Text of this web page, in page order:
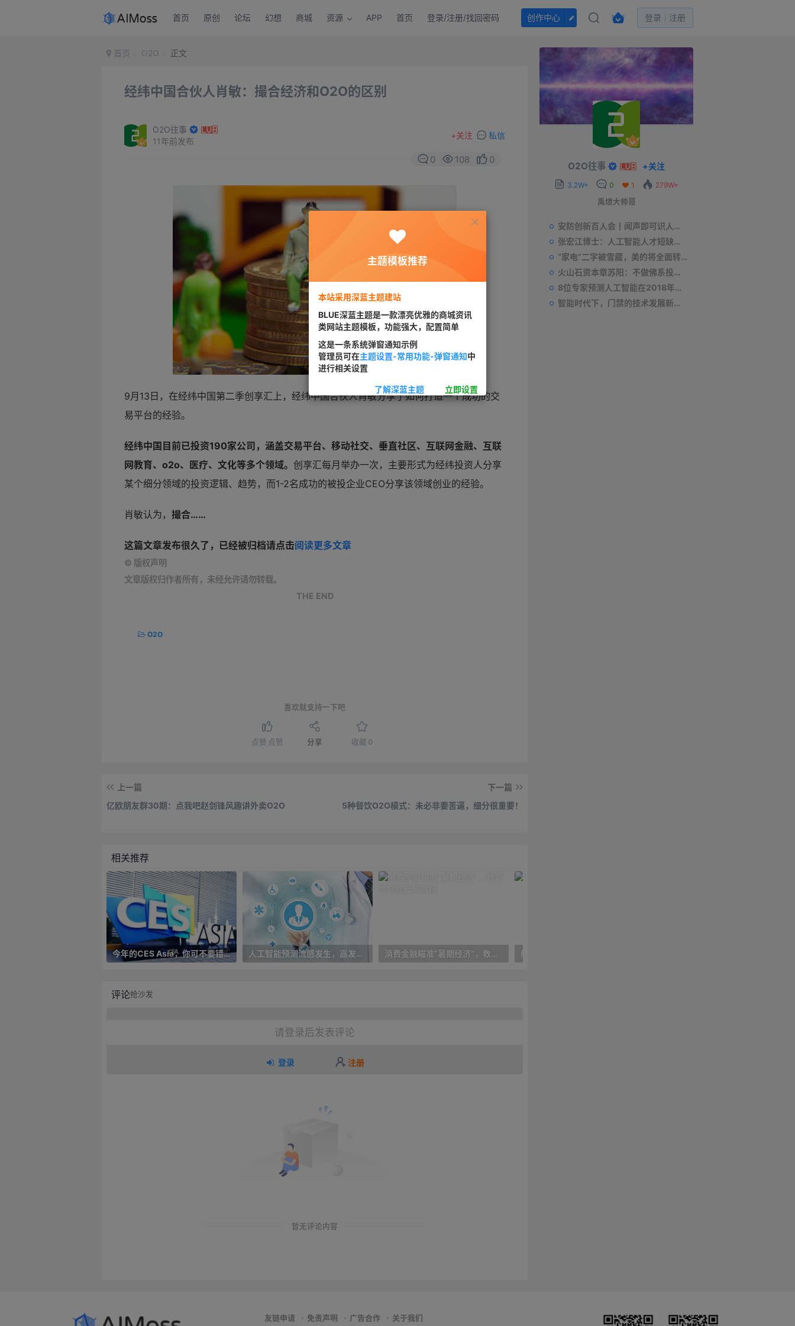
首页 原创 论坛 幻想 商城 资源 APP 首页 登录/注册/找回密码 创作中心 登录 注册
首页 O2O 正文
经纬中国合伙人肖敏：撮合经济和O2O的区别
O2O往事
11年前发布
+关注 私信
0 108 0
9月13日，在经纬中国第二季创享汇上，经纬中国合伙人肖敏分享了如何打造一个成功的交
易平台的经验。
经纬中国目前已投资190家公司，涵盖交易平台、移动社交、垂直社区、互联网金融、互联
网教育、o2o、医疗、文化等多个领域。 创享汇每月举办一次，主要形式为经纬投资人分享
某个细分领域的投资逻辑、趋势，而1-2名成功的被投企业CEO分享该领域创业的经验。
肖敏认为， 撮合……
这篇文章发布很久了，已经被归档请点击阅读更多文章
© 版权声明
文章版权归作者所有，未经允许请勿转载。
THE END
O2O
喜欢就支持一下吧
点赞 点赞 分享 收藏 0
上一篇
亿欧朋友群30期：点我吧赵剑锋风趣讲外卖O2O
下一篇
5种餐饮O2O模式：未必非要苦逼，细分很重要！
相关推荐
今年的CES Asia，你可不要错过这些自动驾驶看点 人工智能预测流感发生，高发季预测准确率可达到90%以上 消费金融瞄准“暑期经济”，教育信贷成新风向标
评论抢沙发
请登录后发表评论
登录 注册
暂无评论内容
O2O往事 +关注
3.2W+ 0 1
279W+
禹煊大帅哥
安防创新百人会丨闻声即可识人，虚拟诈骗的克星——声纹识别
张宏江博士：人工智能人才短缺是世界性问题
“家电”二字被雪藏，美的将全面转型智能制造？
火山石资本章苏阳：不做佛系投资人，为企业价值战斗到底
8位专家预测人工智能在2018年对我们的影响
智能时代下，门禁的技术发展新趋势
友链申请 免责声明 广告合作 关于我们
主题模板推荐
本站采用深蓝主题建站
BLUE深蓝主题是一款漂亮优雅的商城资讯
类网站主题模板，功能强大，配置简单
这是一条系统弹窗通知示例
管理员可在主题设置-常用功能-弹窗通知中
进行相关设置
了解深蓝主题 立即设置